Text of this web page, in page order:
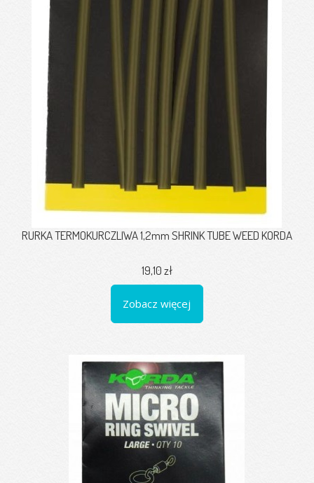
RURKA TERMOKURCZLIWA 1,2mm SHRINK TUBE WEED KORDA
19,10 zł
Zobacz więcej